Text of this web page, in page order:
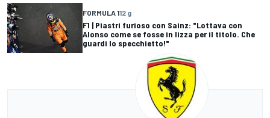
FORMULA 112 g
F1 | Piastri furioso con Sainz: "Lottava con
Alonso come se fosse in lizza per il titolo. Che
guardi lo specchietto!"